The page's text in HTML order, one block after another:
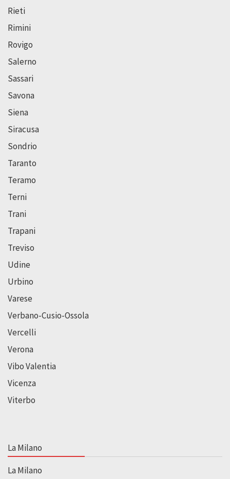
Rieti
Rimini
Rovigo
Salerno
Sassari
Savona
Siena
Siracusa
Sondrio
Taranto
Teramo
Terni
Trani
Trapani
Treviso
Udine
Urbino
Varese
Verbano-Cusio-Ossola
Vercelli
Verona
Vibo Valentia
Vicenza
Viterbo
La Milano
La Milano